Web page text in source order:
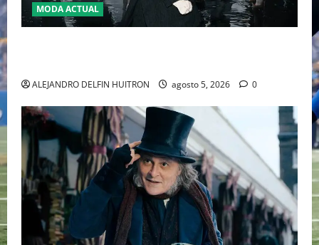
MODA ACTUAL
ALEJANDRO DELFIN HUITRON agosto 5, 2026 0